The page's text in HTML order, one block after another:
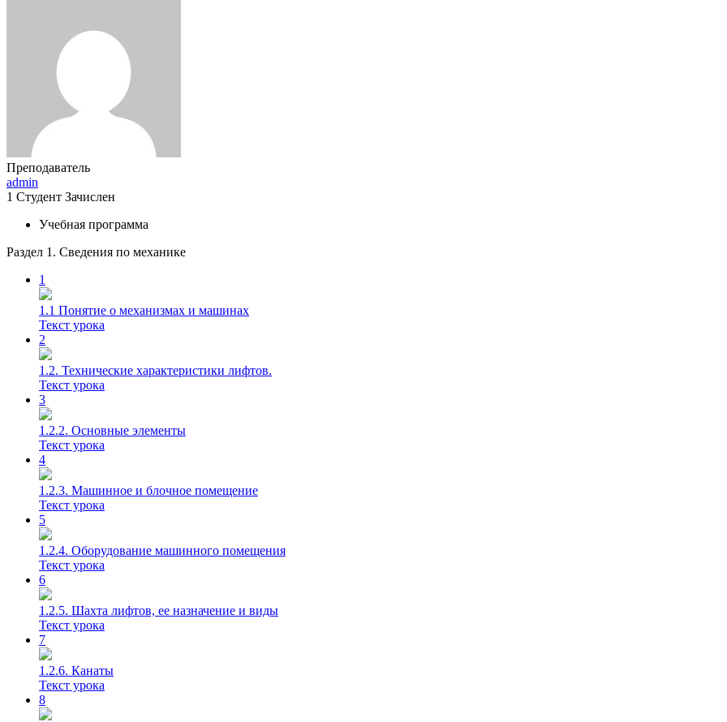
Преподаватель
admin
1 Студент Зачислен
Учебная программа
Раздел 1. Сведения по механике
1
1.1 Понятие о механизмах и машинах
Текст урока
2
1.2. Технические характеристики лифтов.
Текст урока
3
1.2.2. Основные элементы
Текст урока
4
1.2.3. Машинное и блочное помещение
Текст урока
5
1.2.4. Оборудование машинного помещения
Текст урока
6
1.2.5. Шахта лифтов, ее назначение и виды
Текст урока
7
1.2.6. Канаты
Текст урока
8